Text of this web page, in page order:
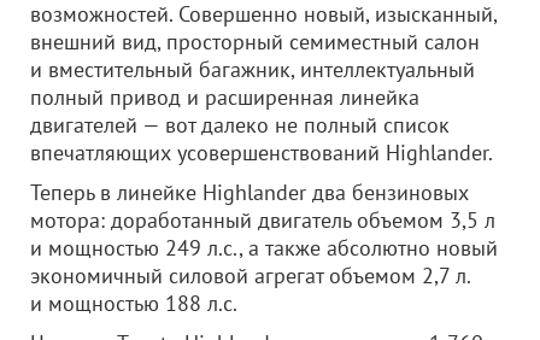
возможностей. Совершенно новый, изысканный,
внешний вид, просторный семиместный салон
и вместительный багажник, интеллектуальный
полный привод и расширенная линейка
двигателей — вот далеко не полный список
впечатляющих усовершенствований Highlander.
Теперь в линейке Highlander два бензиновых
мотора: доработанный двигатель объемом 3,5 л
и мощностью 249 л.с., а также абсолютно новый
экономичный силовой агрегат объемом 2,7 л.
и мощностью 188 л.с.